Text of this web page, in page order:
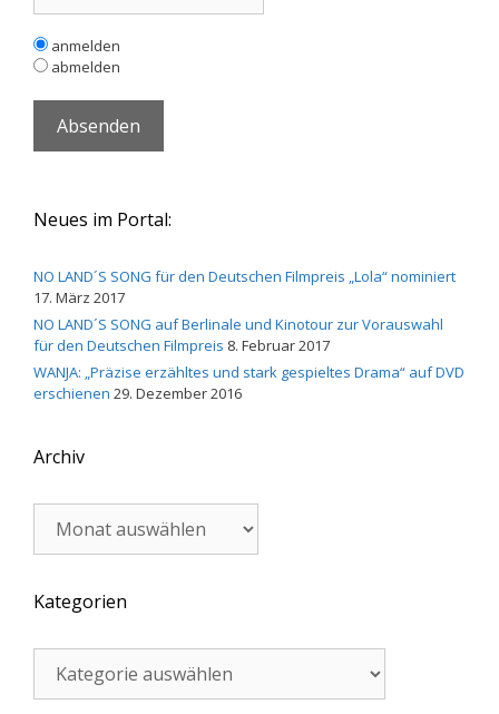
anmelden
abmelden
Neues im Portal:
NO LAND´S SONG für den Deutschen Filmpreis „Lola“ nominiert
17. März 2017
NO LAND´S SONG auf Berlinale und Kinotour zur Vorauswahl
für den Deutschen Filmpreis 8. Februar 2017
WANJA: „Präzise erzähltes und stark gespieltes Drama“ auf DVD
erschienen 29. Dezember 2016
Archiv
Kategorien